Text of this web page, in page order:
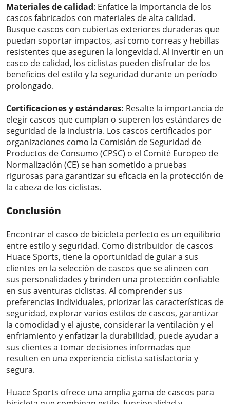
Materiales de calidad: Enfatice la importancia de los
cascos fabricados con materiales de alta calidad.
Busque cascos con cubiertas exteriores duraderas que
puedan soportar impactos, así como correas y hebillas
resistentes que aseguren la longevidad. Al invertir en un
casco de calidad, los ciclistas pueden disfrutar de los
beneficios del estilo y la seguridad durante un período
prolongado.
Certificaciones y estándares: Resalte la importancia de
elegir cascos que cumplan o superen los estándares de
seguridad de la industria. Los cascos certificados por
organizaciones como la Comisión de Seguridad de
Productos de Consumo (CPSC) o el Comité Europeo de
Normalización (CE) se han sometido a pruebas
rigurosas para garantizar su eficacia en la protección de
la cabeza de los ciclistas.
Conclusión
Encontrar el casco de bicicleta perfecto es un equilibrio
entre estilo y seguridad. Como distribuidor de cascos
Huace Sports, tiene la oportunidad de guiar a sus
clientes en la selección de cascos que se alineen con
sus personalidades y brinden una protección confiable
en sus aventuras ciclistas. Al comprender sus
preferencias individuales, priorizar las características de
seguridad, explorar varios estilos de cascos, garantizar
la comodidad y el ajuste, considerar la ventilación y el
enfriamiento y enfatizar la durabilidad, puede ayudar a
sus clientes a tomar decisiones informadas que
resulten en una experiencia ciclista satisfactoria y
segura.
Huace Sports ofrece una amplia gama de cascos para